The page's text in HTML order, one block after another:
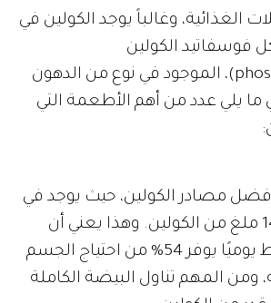
الغذائية، وغالباً يوجد الكولين في
فوسفاتيد الكولين
(phosphatidylcholine)، الموجود في نوع من الدهون
ما يلي عدد من أهم الأطعمة التي
مصادر الكولين، حيث يوجد في
البيضة الواحدة 147 ملغ من الكولين. وهذا يعني أن
تناول بيضتين فقط يوميًا يوفر 54% من احتياج الجسم
ومن المهم تناول البيضة الكاملة